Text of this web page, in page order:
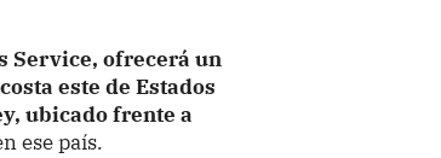
Service, ofrecerá un
este de Estados
ubicado frente a
ese país.